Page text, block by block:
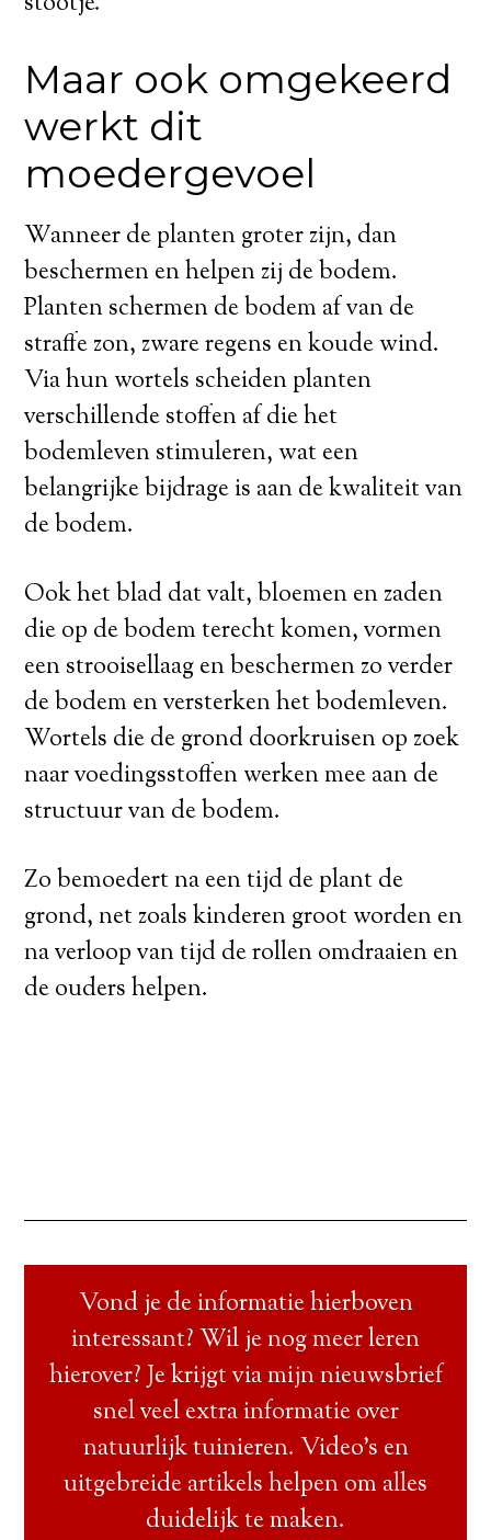
Maar ook omgekeerd
werkt dit
moedergevoel
Wanneer de planten groter zijn, dan
beschermen en helpen zij de bodem.
Planten schermen de bodem af van de
straffe zon, zware regens en koude wind.
Via hun wortels scheiden planten
verschillende stoffen af die het
bodemleven stimuleren, wat een
belangrijke bijdrage is aan de kwaliteit van
de bodem.
Ook het blad dat valt, bloemen en zaden
die op de bodem terecht komen, vormen
een strooisellaag en beschermen zo verder
de bodem en versterken het bodemleven.
Wortels die de grond doorkruisen op zoek
naar voedingsstoffen werken mee aan de
structuur van de bodem.
Zo bemoedert na een tijd de plant de
grond, net zoals kinderen groot worden en
na verloop van tijd de rollen omdraaien en
de ouders helpen.
Vond je de informatie hierboven
interessant? Wil je nog meer leren
hierover? Je krijgt via mijn nieuwsbrief
snel veel extra informatie over
natuurlijk tuinieren. Video’s en
uitgebreide artikels helpen om alles
duidelijk te maken.